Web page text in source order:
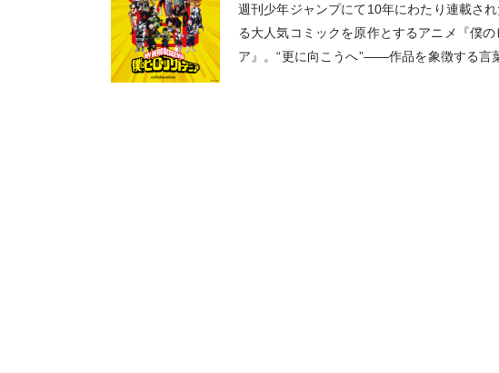
週刊少年ジャンプにて10年にわたり連載さ
る大人気コミックを原作とするアニメ『僕の
ア』。“更に向こうへ”――作品を象徴する言
の精神を校訓に掲げる雄英高校を舞台に、